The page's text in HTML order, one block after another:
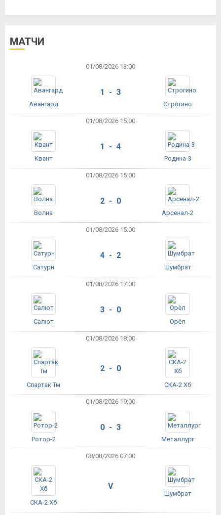
МАТЧИ
01/08/2026 13:00
Авангард
1 - 3
Строгино
01/08/2026 15:00
Квант
1 - 4
Родина-3
01/08/2026 15:00
Волна
2 - 0
Арсенал-2
01/08/2026 15:00
Сатурн
4 - 2
Шумбрат
01/08/2026 17:00
Салют
3 - 0
Орёл
01/08/2026 18:00
Спартак Тм
2 - 0
СКА-2 Хб
01/08/2026 19:00
Ротор-2
0 - 3
Металлург
08/08/2026 07:00
СКА-2 Хб
V
Шумбрат